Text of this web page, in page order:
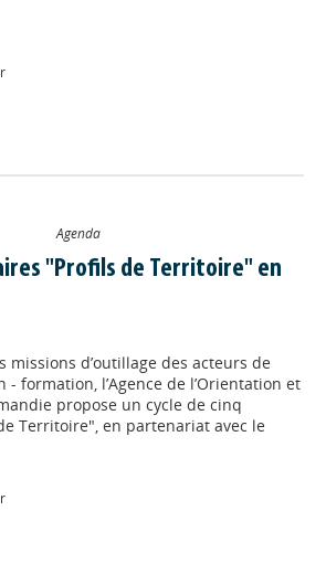
Agenda
"Profils de Territoire" en
missions d’outillage des acteurs de
- formation, l’Agence de l’Orientation et
propose un cycle de cinq
Territoire", en partenariat avec le